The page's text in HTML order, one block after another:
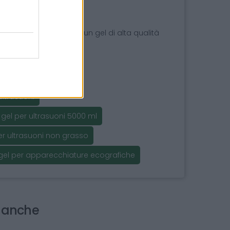
dove è necessario un gel di alta qualità
gel per ultrasuoni 5000 ml
ultrasuoni non grasso
per apparecchiature ecografiche